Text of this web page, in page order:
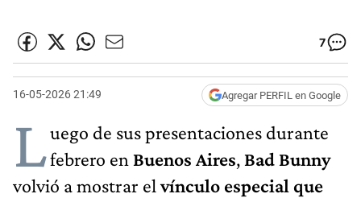
7
16-05-2026 21:49 Agregar PERFIL en Google
Luego de sus presentaciones durante
febrero en Buenos Aires, Bad Bunny
volvió a mostrar elvínculo especial que